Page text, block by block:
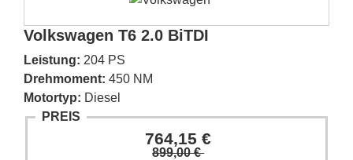
Volkswagen T6 2.0 BiTDI
Leistung: 204 PS
Drehmoment: 450 NM
Motortyp: Diesel
PREIS
764,15 €
899,00 €